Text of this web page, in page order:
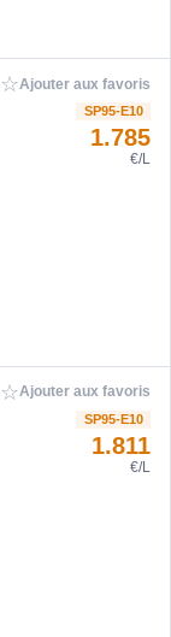
☆Ajouter aux favoris
SP95-E10
1.785
€/L
☆Ajouter aux favoris
SP95-E10
1.811
€/L